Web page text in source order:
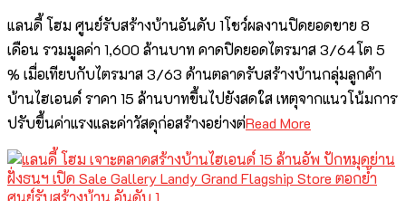
แลนดี้ โฮม ศูนย์รับสร้างบ้านอันดับ 1โชว์ผลงานปิดยอดขาย 8
เดือน รวมมูลค่า 1,600 ล้านบาท คาดปิดยอดไตรมาส 3/64โต 5
% เมื่อเทียบกับไตรมาส 3/63 ด้านตลาดรับสร้างบ้านกลุ่มลูกค้า
บ้านไฮเอนด์ ราคา 15 ล้านบาทขึ้นไปยังสดใส เหตุจากแนวโน้มการ
ปรับขึ้นค่าแรงและค่าวัสดุก่อสร้างอย่างต่Read More